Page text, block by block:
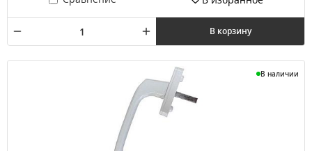
В корзину
В наличии